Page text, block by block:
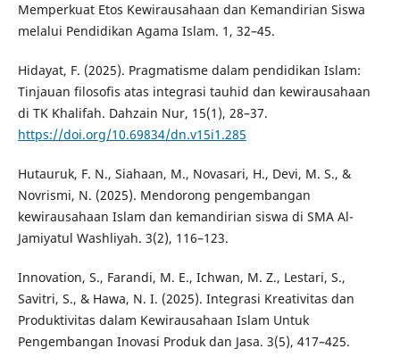
Memperkuat Etos Kewirausahaan dan Kemandirian Siswa
melalui Pendidikan Agama Islam. 1, 32–45.
Hidayat, F. (2025). Pragmatisme dalam pendidikan Islam:
Tinjauan filosofis atas integrasi tauhid dan kewirausahaan
di TK Khalifah. Dahzain Nur, 15(1), 28–37.
https://doi.org/10.69834/dn.v15i1.285
Hutauruk, F. N., Siahaan, M., Novasari, H., Devi, M. S., &
Novrismi, N. (2025). Mendorong pengembangan
kewirausahaan Islam dan kemandirian siswa di SMA Al-
Jamiyatul Washliyah. 3(2), 116–123.
Innovation, S., Farandi, M. E., Ichwan, M. Z., Lestari, S.,
Savitri, S., & Hawa, N. I. (2025). Integrasi Kreativitas dan
Produktivitas dalam Kewirausahaan Islam Untuk
Pengembangan Inovasi Produk dan Jasa. 3(5), 417–425.